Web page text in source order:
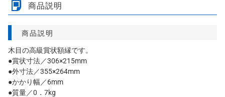
商品説明
商品説明
木目の高級賞状額縁です。
●賞状寸法／306×215mm
●外寸法／355×264mm
●かかり幅／6mm
●質量／0．7kg